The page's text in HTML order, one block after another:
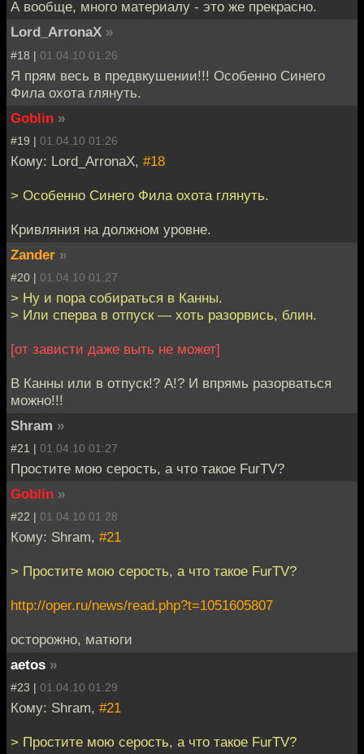
А вообще, много материалу - это же прекрасно.
Lord_ArronaX »
#18 | 01.04.10 01:26
Я прям весь в предвкушении!!! Особенно Синего
Фила охота глянуть.
Goblin »
#19 | 01.04.10 01:26
Кому: Lord_ArronaX, #18
> Особенно Синего Фила охота глянуть.
Кривляния на должном уровне.
Zander »
#20 | 01.04.10 01:27
> Ну и пора собираться в Канны.
> Или сперва в отпуск — хоть разорвись, блин.
[от зависти даже выть не может]
В Канны или в отпуск!? А!? И впрямь разорваться
можно!!!
Shram »
#21 | 01.04.10 01:27
Простите мою серость, а что такое FurTV?
Goblin »
#22 | 01.04.10 01:28
Кому: Shram, #21
> Простите мою серость, а что такое FurTV?
http://oper.ru/news/read.php?t=1051605807
осторожно, матюги
aetos »
#23 | 01.04.10 01:29
Кому: Shram, #21
> Простите мою серость, а что такое FurTV?